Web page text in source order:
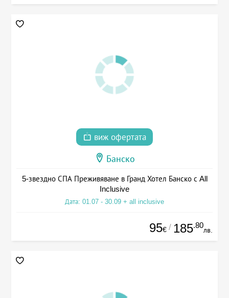
виж офертата
Банско
5-звездно СПА Преживяване в Гранд Хотел Банско с All
Inclusive
Дата: 01.07 - 30.09 + all inclusive
95€ / 185.80
лв.